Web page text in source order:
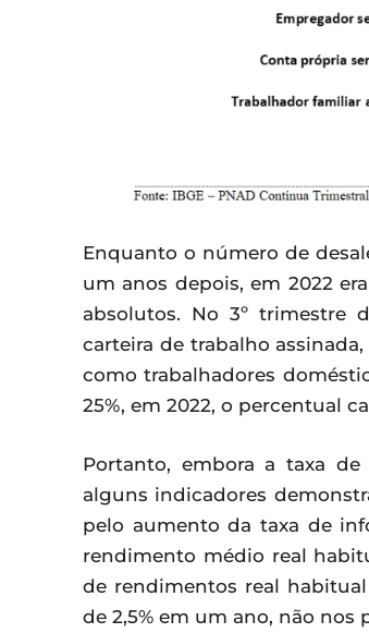
Enquanto o número de
um anos depois, em 2022
absolutos. No 3º trimestre
carteira de trabalho
como trabalhadores
25%, em 2022, o percentual
Portanto, embora a taxa
alguns indicadores
pelo aumento da taxa de
rendimento médio real
de rendimentos real
de 2,5% em um ano, não